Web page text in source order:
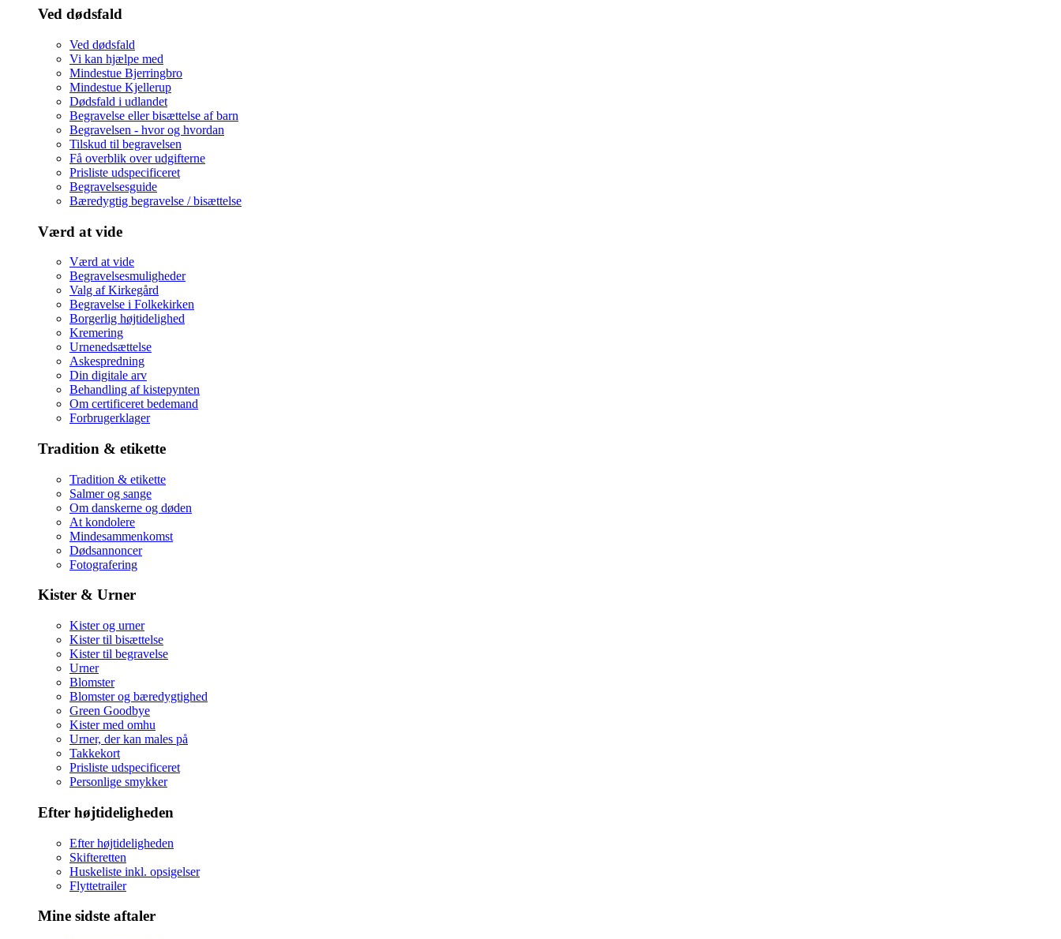
Ved dødsfald
Ved dødsfald
Vi kan hjælpe med
Mindestue Bjerringbro
Mindestue Kjellerup
Dødsfald i udlandet
Begravelse eller bisættelse af barn
Begravelsen - hvor og hvordan
Tilskud til begravelsen
Få overblik over udgifterne
Prisliste udspecificeret
Begravelsesguide
Bæredygtig begravelse / bisættelse
Værd at vide
Værd at vide
Begravelsesmuligheder
Valg af Kirkegård
Begravelse i Folkekirken
Borgerlig højtidelighed
Kremering
Urnenedsættelse
Askespredning
Din digitale arv
Behandling af kistepynten
Om certificeret bedemand
Forbrugerklager
Tradition & etikette
Tradition & etikette
Salmer og sange
Om danskerne og døden
At kondolere
Mindesammenkomst
Dødsannoncer
Fotografering
Kister & Urner
Kister og urner
Kister til bisættelse
Kister til begravelse
Urner
Blomster
Blomster og bæredygtighed
Green Goodbye
Kister med omhu
Urner, der kan males på
Takkekort
Prisliste udspecificeret
Personlige smykker
Efter højtideligheden
Efter højtideligheden
Skifteretten
Huskeliste inkl. opsigelser
Flyttetrailer
Mine sidste aftaler